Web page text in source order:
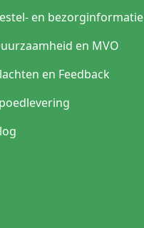
en bezorginformatie
en MVO
en Feedback